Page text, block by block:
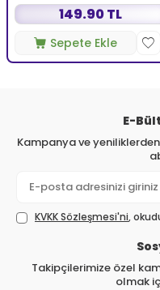
149.90 TL
Sepete Ekle
E-
Kampanya ve
KVKK Sözleşmesi'ni,
Takipçilerimize özel
olmak